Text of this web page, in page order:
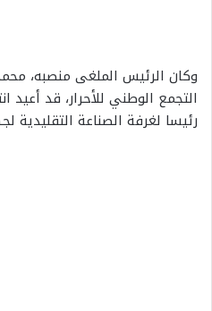
وكان الرئيس الملغى منصبه،
رئيسا لغرفة الصناعة التقليدية